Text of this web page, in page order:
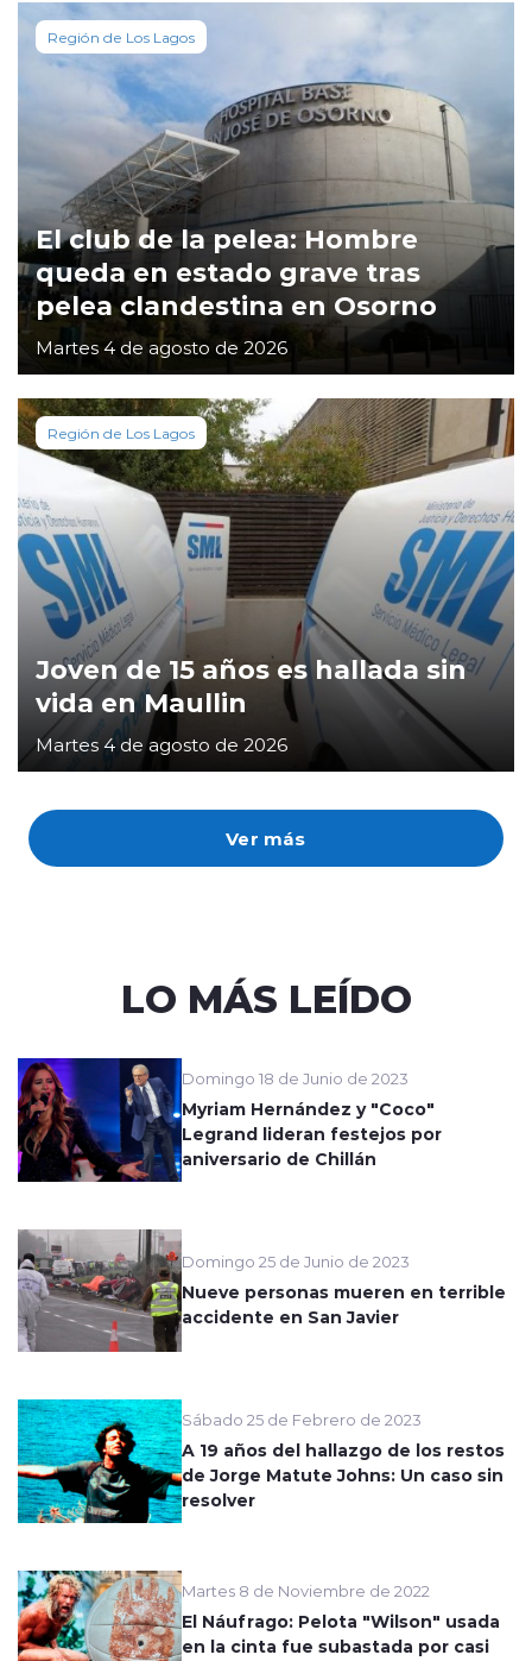
Ver más
Región de Los Lagos
El club de la pelea: Hombre
queda en estado grave tras
pelea clandestina en Osorno
Martes 4 de agosto de 2026
Región de Los Lagos
Joven de 15 años es hallada sin
vida en Maullin
Martes 4 de agosto de 2026
LO MÁS LEÍDO
Domingo 18 de Junio de 2023
Myriam Hernández y "Coco"
Legrand lideran festejos por
aniversario de Chillán
Domingo 25 de Junio de 2023
Nueve personas mueren en terrible
accidente en San Javier
Sábado 25 de Febrero de 2023
A 19 años del hallazgo de los restos
de Jorge Matute Johns: Un caso sin
resolver
Martes 8 de Noviembre de 2022
El Náufrago: Pelota "Wilson" usada
en la cinta fue subastada por casi